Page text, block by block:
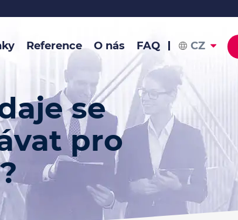
Reference O nás FAQ CZ
se
pro